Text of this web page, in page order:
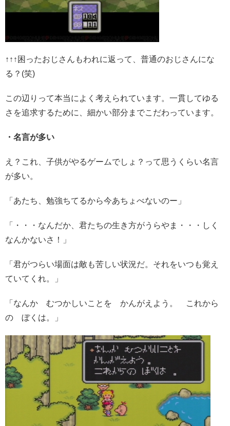
↑↑↑困ったおじさんもわれに返って、普通のおじさんにな
る？(笑)
この辺りって本当によく考えられています。一貫してゆる
さを追求するために、細かい部分までこだわっています。
・名言が多い
え？これ、子供がやるゲームでしょ？って思うくらい名言
が多い。
「あたち、勉強ちてるから今あちょべないのー」
「・・・なんだか、君たちの生き方がうらやま・・・しく
なんかないさ！」
「君がつらい場面は敵も苦しい状況だ。それをいつも覚え
ていてくれ。」
「なんか むつかしいことを かんがえよう。 これから
の ぼくは。」